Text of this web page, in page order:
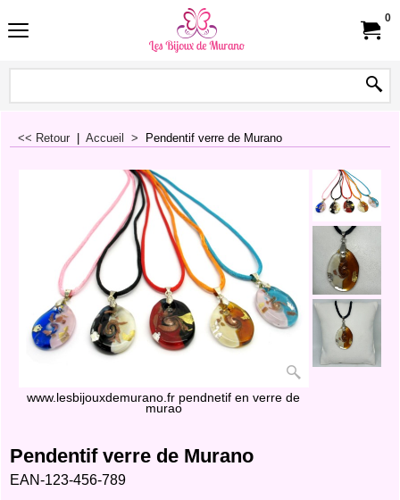
0
<< Retour Accueil > Pendentif verre de Murano
www.lesbijouxdemurano.fr pendnetif en verre de
murao
Pendentif verre de Murano
EAN-123-456-789